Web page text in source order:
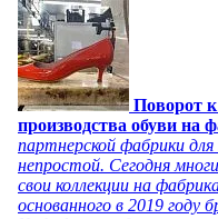
Поворот
производства обуви на
партнерской фабрики
непростой. Сегодня
свои коллекции на
основанного в 2019 году